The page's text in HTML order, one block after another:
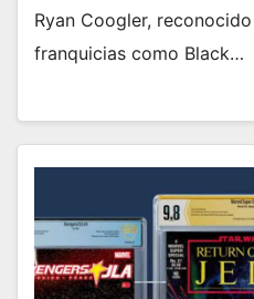
Ryan Coogler,
franquicias como Black…